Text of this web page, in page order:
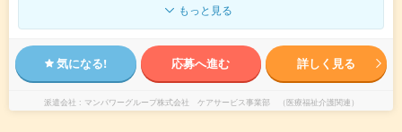
もっと見る
気になる! 応募へ進む 詳しく見る
派遣会社 マンパワーグループ株式会社 ケアサービス事業部 （医療福祉介護関連）